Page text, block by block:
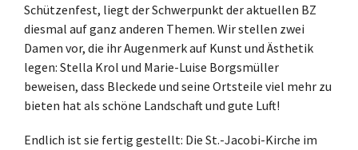
Schützenfest, liegt der Schwerpunkt der aktuellen BZ
diesmal auf ganz anderen Themen. Wir stellen zwei
Damen vor, die ihr Augenmerk auf Kunst und Ästhetik
legen: Stella Krol und Marie-Luise Borgsmüller
beweisen, dass Bleckede und seine Ortsteile viel mehr zu
bieten hat als schöne Landschaft und gute Luft!
Endlich ist sie fertig gestellt: Die St.-Jacobi-Kirche im